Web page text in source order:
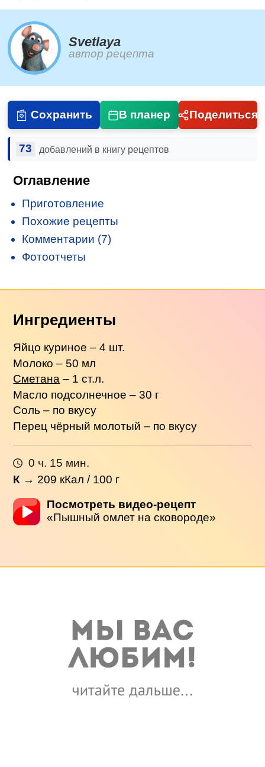
Svetlaya
автор рецепта
Сохранить В планер Поделиться
73 добавлений в книгу рецептов
Оглавление
Приготовление
Похожие рецепты
Комментарии (7)
Фотоотчеты
Ингредиенты
Яйцо куриное – 4 шт.
Молоко – 50 мл
Сметана – 1 ст.л.
Масло подсолнечное – 30 г
Соль – по вкусу
Перец чёрный молотый – по вкусу
0 ч. 15 мин.
К → 209 кКал / 100 г
Посмотреть видео-рецепт
«Пышный омлет на сковороде»